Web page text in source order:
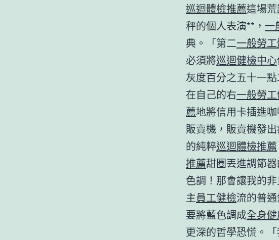
巡迴體檢推薦這場
秤的個人表演**， 一
典。「第二一般勞
必須將巡迴健檢中心
灰度百分之五十一
在自己的右一般勞
薦地將信用卡插進
販賣機，販賣機發
的純粹巡迴體檢推薦
推薦甜圈丟進調節
色調！那會讓我的
主員工健檢流的普
要將藍色調成全身
更深的哲學恐慌。